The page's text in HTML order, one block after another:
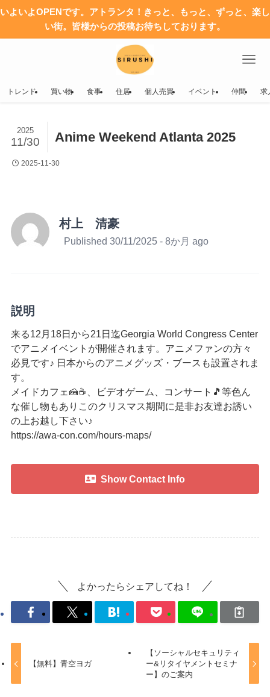
いよいよOPENです。アトランタ！きっと、もっと、ずっと、楽し
い街。皆様からの投稿お待ちしております。
トレンド 買い物 食事 住居 個人売買 イベント 仲間 求
Anime Weekend Atlanta 2025
2025
11/30
2025-11-30
村上 清豪
Published 30/11/2025 - 8か月 ago
説明
来る12月18日から21日迄Georgia World Congress Center
でアニメイベントが開催されます。アニメファンの方々
必見です♪ 日本からのアニメグッズ・ブースも設置されま
す。
メイドカフェ🍰☕️、ビデオゲーム、コンサート🎵等色ん
な催し物もありこのクリスマス期間に是非お友達お誘い
の上お越し下さい♪
https://awa-con.com/hours-maps/
Show Contact Info
よかったらシェアしてね！
【無料】青空ヨガ
【ソーシャルセキュリティ
ー&リタイヤメントセミナ
ー】のご案内